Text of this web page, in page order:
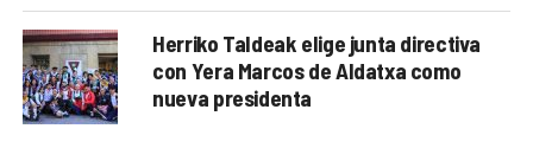
Herriko Taldeak elige junta directiva
con Yera Marcos de Aldatxa como
nueva presidenta